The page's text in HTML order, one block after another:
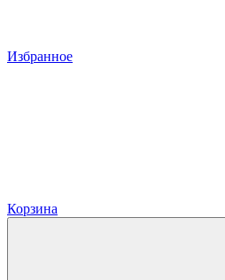
Избранное
Корзина